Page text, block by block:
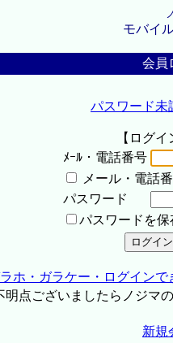
モバイ
会員
パスワード未
【ログイ
ﾒｰﾙ・電話番号
メール・電話
パスワード
パスワードを保
ホ・ガラケー・ログイン
点ございましたらノジマ
新規